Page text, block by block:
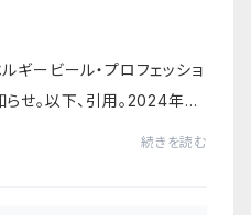
ギービール・プロフェッショ
せ。以下、引用。2024年4
本ベルギービール・プロフェ
続きを読む